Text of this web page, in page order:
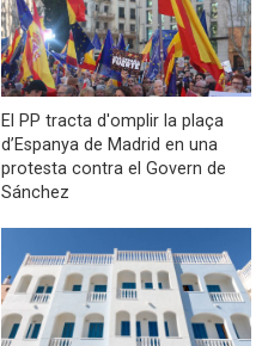
El PP tracta d'omplir la plaça
d’Espanya de Madrid en una
protesta contra el Govern de
Sánchez